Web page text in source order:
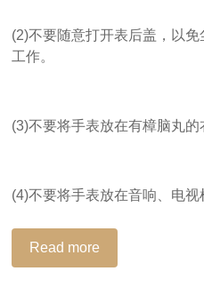
(2)不要随意打开表后盖，以
工作。
(3)不要将手表放在有樟脑丸的
(4)不要将手表放在音响、电视
Read more